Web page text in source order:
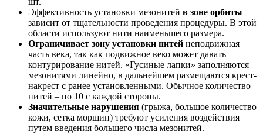
Эффективность установки мезонитей в зоне орбиты
зависит от тщательности проведения процедуры. В этой
области используют нити наименьшего размера.
Ограничивает зону установки нитей неподвижная
часть века, так как подвижное веко может давать
контурирование нитей. «Гусиные лапки» заполняются
мезонитями линейно, в дальнейшем размещаются крест-
накрест с ранее установленными. Обычное количество
нитей – по 10 с каждой стороны.
Значительные нарушения (грыжа, большое количество
кожи, сетка морщин) требуют усиления воздействия
путем введения большего числа мезонитей.